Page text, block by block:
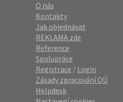
O nás
Kontakty
Jak objednávat
REKLAMA zde
Reference
Spolupráce
Registrace / Login
Zásady zpracování OÚ
Helpdesk